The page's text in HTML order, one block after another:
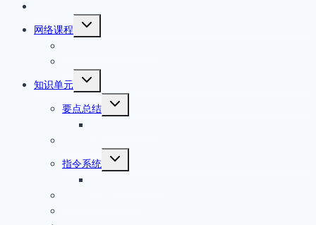
网络课程
切
换
单
知识单元
切
换
子
菜
单
要点总结
切
换
单
指令系统
切
换